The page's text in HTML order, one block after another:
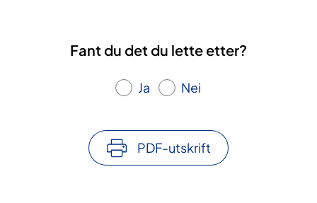
Fant du det du lette etter?
Ja Nei
PDF-utskrift